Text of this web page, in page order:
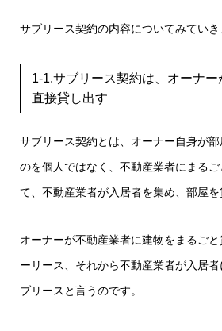
サブリース契約の内容についてみていき
1-1.サブリース契約は、オーナ
直接貸し出す
サブリース契約とは、オーナー自身が
のを個人ではなく、不動産業者にまる
て、不動産業者が入居者を集め、部屋を
オーナーが不動産業者に建物をまるご
ーリース、それから不動産業者が入居
ブリースと言うのです。